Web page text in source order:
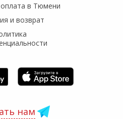
в Тюмени
и возврат
нам